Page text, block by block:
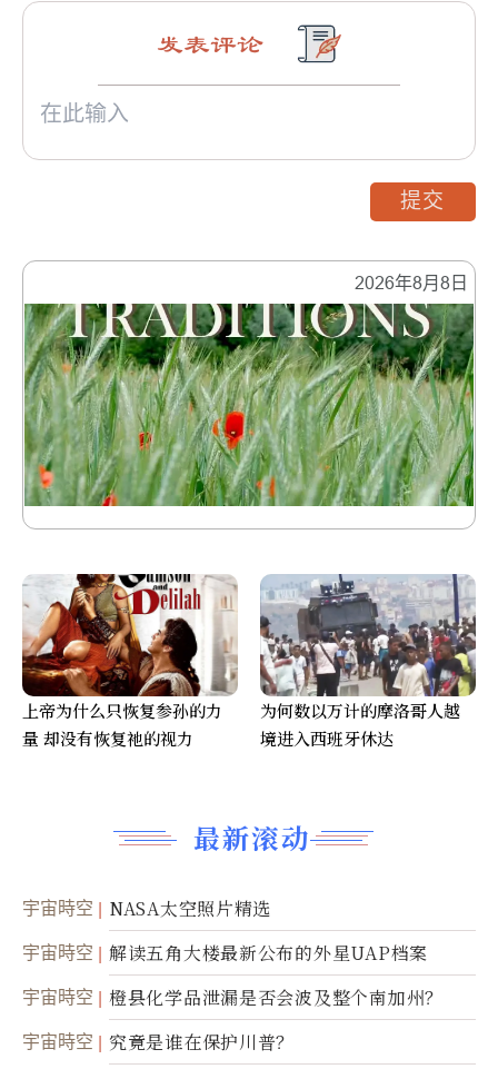
2026年8月8日
最新滚动
宇宙時空 NASA太空照片精选
宇宙時空 解读五角大楼最新公布的外星UAP档案
宇宙時空 橙县化学品泄漏是否会波及整个南加州？
宇宙時空 究竟是谁在保护川普？
发表评论
提交
上帝为什么只恢复参孙的力
量 却没有恢复祂的视力
为何数以万计的摩洛哥人越
境进入西班牙休达